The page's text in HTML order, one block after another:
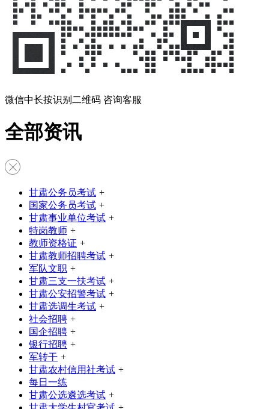
微信中长按识别二维码 咨询客服
全部资讯
甘肃公务员考试 +
国家公务员考试 +
甘肃事业单位考试 +
特岗教师 +
教师资格证 +
甘肃教师招聘考试 +
军队文职 +
甘肃三支一扶考试 +
甘肃公安招警考试 +
甘肃选调生考试 +
社会招聘 +
国企招聘 +
银行招聘 +
军转干 +
甘肃农村信用社考试 +
每日一练
甘肃公选遴选考试 +